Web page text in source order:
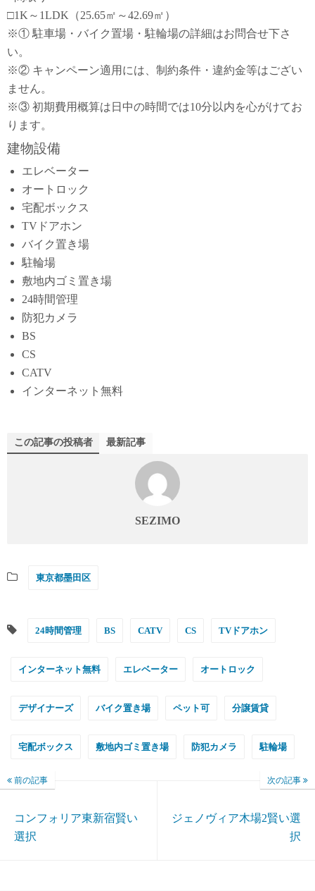
□1K～1LDK（25.65㎡～42.69㎡）
※① 駐車場・バイク置場・駐輪場の詳細はお問合せ下さ
い。
※② キャンペーン適用には、制約条件・違約金等はござい
ません。
※③ 初期費用概算は日中の時間では10分以内を心がけてお
ります。
建物設備
エレベーター
オートロック
宅配ボックス
TVドアホン
バイク置き場
駐輪場
敷地内ゴミ置き場
24時間管理
防犯カメラ
BS
CS
CATV
インターネット無料
この記事の投稿者 最新記事
SEZIMO
東京都墨田区
24時間管理 BS CATV CS TVドアホン
インターネット無料 エレベーター オートロック
デザイナーズ バイク置き場 ペット可 分譲賃貸
宅配ボックス 敷地内ゴミ置き場 防犯カメラ 駐輪場
前の記事
コンフォリア東新宿賢い
選択
次の記事
ジェノヴィア木場2賢い選
択